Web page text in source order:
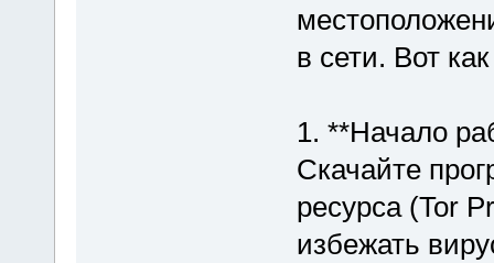
в сети. Вот
1. **Начало
Скачайте
ресурса (Tor
избежать